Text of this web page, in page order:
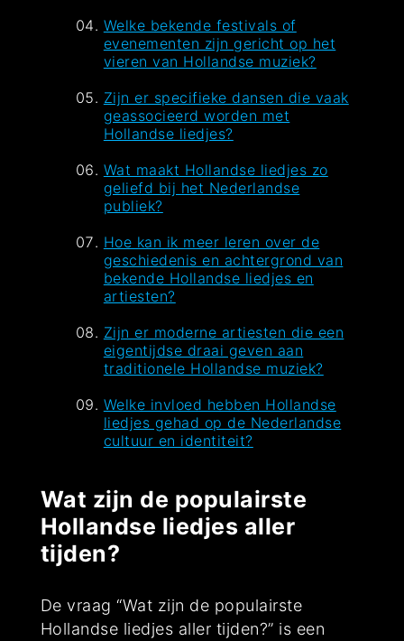
Welke bekende festivals of
evenementen zijn gericht op het
vieren van Hollandse muziek?
Zijn er specifieke dansen die vaak
geassocieerd worden met
Hollandse liedjes?
Wat maakt Hollandse liedjes zo
geliefd bij het Nederlandse
publiek?
Hoe kan ik meer leren over de
geschiedenis en achtergrond van
bekende Hollandse liedjes en
artiesten?
Zijn er moderne artiesten die een
eigentijdse draai geven aan
traditionele Hollandse muziek?
Welke invloed hebben Hollandse
liedjes gehad op de Nederlandse
cultuur en identiteit?
Wat zijn de populairste
Hollandse liedjes aller
tijden?
De vraag “Wat zijn de populairste
Hollandse liedjes aller tijden?” is een